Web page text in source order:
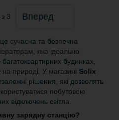
з 3 Вперед
сучасна та безпечна
яка ідеально
будинках,
на природі. У магазині Solix
рішення, які дозволять
побутовою
відключень світла.
зарядну станцію?